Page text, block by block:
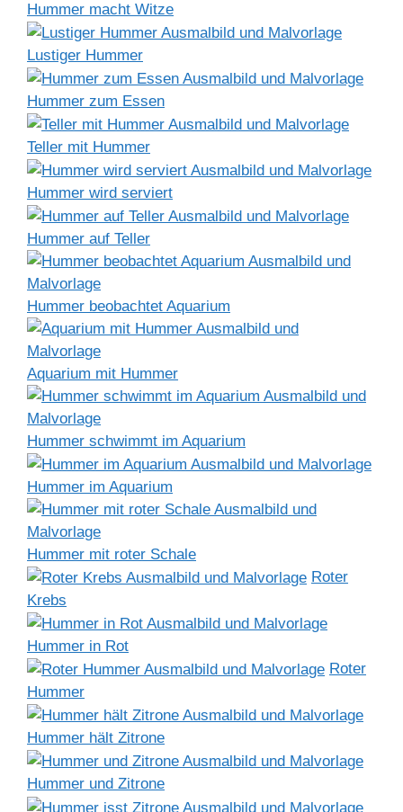
Hummer macht Witze
Lustiger Hummer
Hummer zum Essen
Teller mit Hummer
Hummer wird serviert
Hummer auf Teller
Hummer beobachtet Aquarium
Aquarium mit Hummer
Hummer schwimmt im Aquarium
Hummer im Aquarium
Hummer mit roter Schale
Roter
Krebs
Hummer in Rot
Roter
Hummer
Hummer hält Zitrone
Hummer und Zitrone